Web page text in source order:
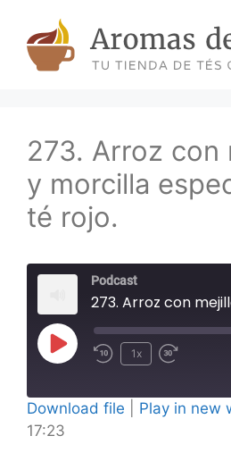
content
273. Arroz con
y morcilla
té rojo.
Podcast
Play
1x
SHARE
Download file Play in new
17:23